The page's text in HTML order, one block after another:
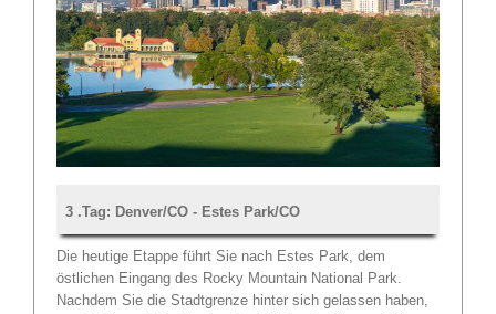
3 .Tag: Denver/CO - Estes Park/CO
Die heutige Etappe führt Sie nach Estes Park, dem
östlichen Eingang des Rocky Mountain National Park.
Nachdem Sie die Stadtgrenze hinter sich gelassen haben,